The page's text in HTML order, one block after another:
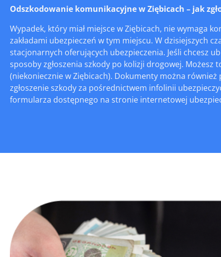
Odszkodowanie komunikacyjne w Ziębicach – jak
Wypadek, który miał miejsce w Ziębicach, nie wymaga
zakładami ubezpieczeń w tym miejscu. W dzisiejszych
stacjonarnych oferujących ubezpieczenia. Jeśli chcesz
sposoby zgłoszenia szkody po kolizji drogowej.
(niekoniecznie w Ziębicach). Dokumenty można
zgłoszenie szkody za pośrednictwem infolinii
formularza dostępnego na stronie internetowej